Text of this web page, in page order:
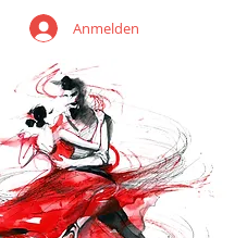
Anmelden